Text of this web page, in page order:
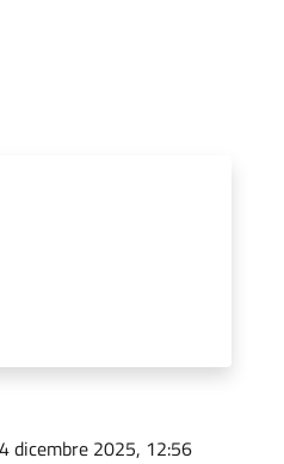
dicembre 2025, 12:56